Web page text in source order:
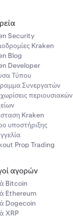
Security
Kraken
Blog
Developer
Τύπου
Συνεργατών
περιουσιακών
Kraken
υποστήριξης
Prop Trading
αγορών
Bitcoin
Ethereum
Dogecoin
XRP